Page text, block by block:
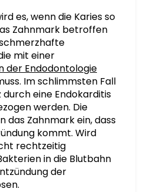
es, wenn die Karies so
Zahnmark betroffen
mit einer
der Endodontologie
Im schlimmsten Fall
durch eine Endokarditis
werden. Die
das Zahnmark ein, dass
kommt. Wird
rechtzeitig
in die Blutbahn
der